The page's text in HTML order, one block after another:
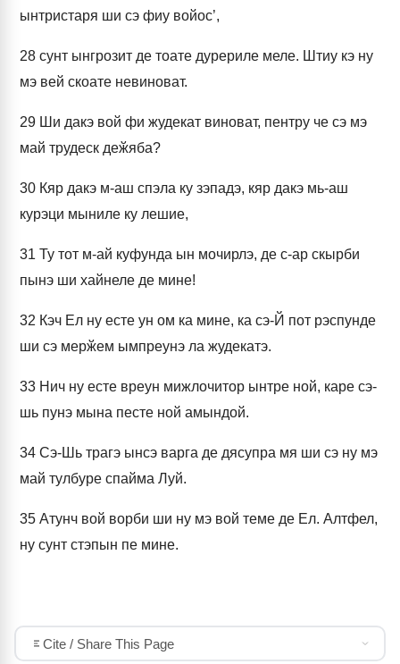
ынтристаря ши сэ фиу войос’,
28 сунт ынгрозит де тоате дурериле меле. Штиу кэ ну
мэ вей скоате невиноват.
29 Ши дакэ вой фи жудекат виноват, пентру че сэ мэ
май трудеск деӂяба?
30 Кяр дакэ м-аш спэла ку зэпадэ, кяр дакэ мь-аш
курэци мыниле ку лешие,
31 Ту тот м-ай куфунда ын мочирлэ, де с-ар скырби
пынэ ши хайнеле де мине!
32 Кэч Ел ну есте ун ом ка мине, ка сэ-Й пот рэспунде
ши сэ мерӂем ымпреунэ ла жудекатэ.
33 Нич ну есте вреун мижлочитор ынтре ной, каре сэ-
шь пунэ мына песте ной амындой.
34 Сэ-Шь трагэ ынсэ варга де дясупра мя ши сэ ну мэ
май тулбуре спайма Луй.
35 Атунч вой ворби ши ну мэ вой теме де Ел. Алтфел,
ну сунт стэпын пе мине.
Cite / Share This Page